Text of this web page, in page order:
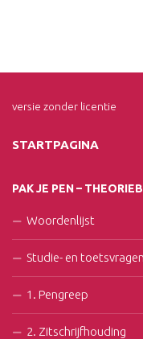
versie zonder licentie
STARTPAGINA
PAK JE PEN –
Woordenlijst
Studie- en toetsvragen
1. Pengreep
2. Zitschrijfhouding